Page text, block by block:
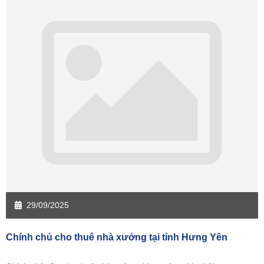
29/09/2025
Chính chủ cho thuê nhà xưởng tại tỉnh Hưng Yên